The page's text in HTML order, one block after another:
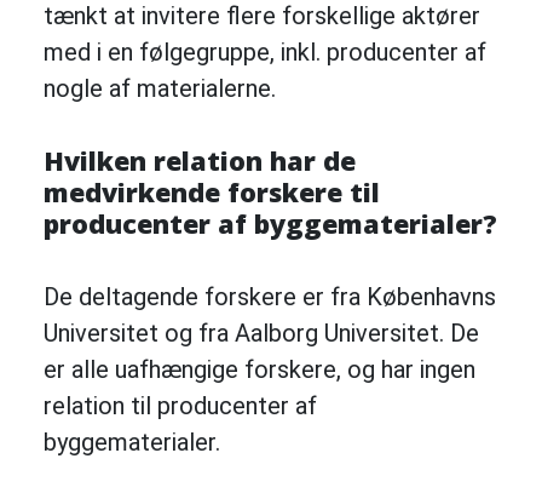
tænkt at invitere flere forskellige aktører
med i en følgegruppe, inkl. producenter af
nogle af materialerne.
Hvilken relation har de
medvirkende forskere til
producenter af byggematerialer?
De deltagende forskere er fra Københavns
Universitet og fra Aalborg Universitet. De
er alle uafhængige forskere, og har ingen
relation til producenter af
byggematerialer.